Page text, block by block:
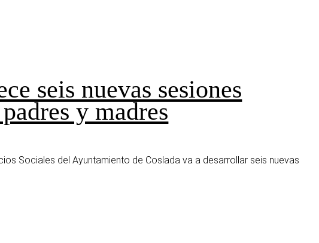
seis nuevas sesiones
y madres
Sociales del Ayuntamiento de Coslada va a desarrollar seis nuevas